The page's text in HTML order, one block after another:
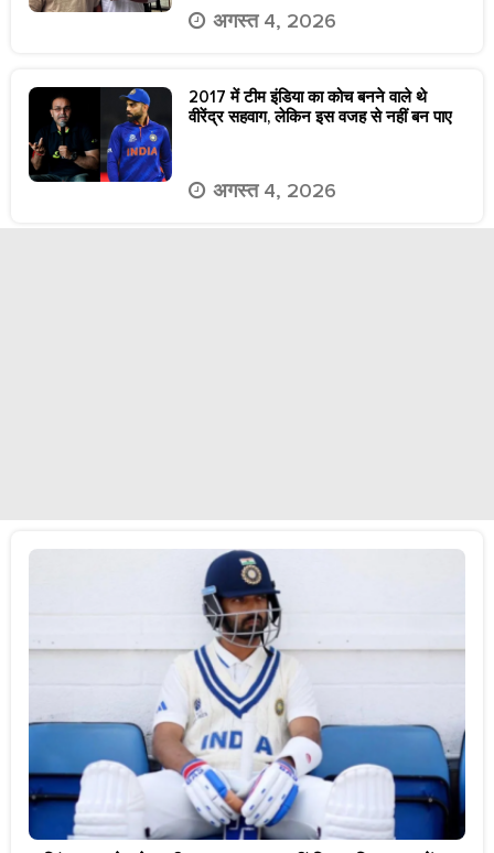
अगस्त 4, 2026
2017 में टीम इंडिया का कोच बनने वाले थे
वीरेंद्र सहवाग, लेकिन इस वजह से नहीं बन पाए
अगस्त 4, 2026